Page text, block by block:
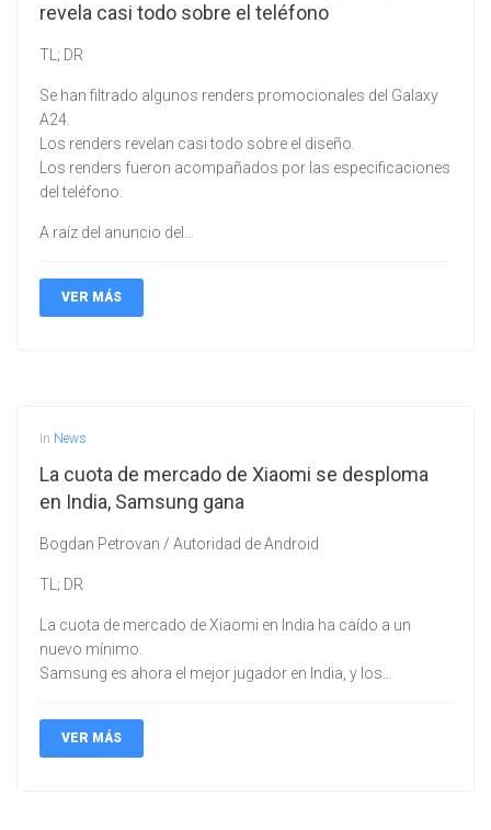
revela casi todo sobre el teléfono
TL; DR
Se han filtrado algunos renders promocionales del Galaxy
A24.
Los renders revelan casi todo sobre el diseño.
Los renders fueron acompañados por las especificaciones
del teléfono.
A raíz del anuncio del…
VER MÁS
In News
La cuota de mercado de Xiaomi se desploma
en India, Samsung gana
Bogdan Petrovan / Autoridad de Android
TL; DR
La cuota de mercado de Xiaomi en India ha caído a un
nuevo mínimo.
Samsung es ahora el mejor jugador en India, y los…
VER MÁS